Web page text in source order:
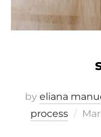
by eliana
process